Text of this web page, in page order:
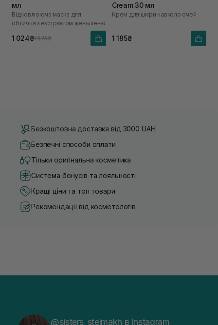
мл
Відновлююча маска для
обличчя з екстрактом женьшеню
1 024₴1 575₴
Cream 30 мл
Крем для шкіри навколо очей
1 185₴
Безкоштовна доставка від 3000 UAH
Безпечні способи оплати
Тільки оригінальна косметика
Система бонусів та лояльності
Кращі ціни та топ товари
Рекомендації від косметологів
@sisters_stelmakh в Instagram